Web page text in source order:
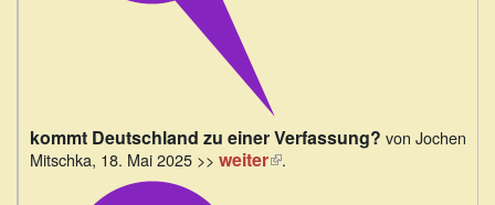
kommt Deutschland zu einer Verfassung? von Jochen
Mitschka, 18. Mai 2025 >> weiter(Link
.